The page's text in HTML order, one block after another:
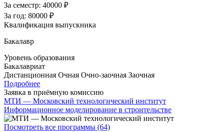
За семестр: 40000 ₽
За год: 80000 ₽
Квалификация выпускника
Бакалавр
Уровень образования
Бакалавриат
Дистанционная Очная Очно-заочная Заочная
Подробнее
Заявка в приёмную комиссию
МТИ — Московский технологический институт
Информационное моделирование в строительстве
Посмотреть все программы (64)